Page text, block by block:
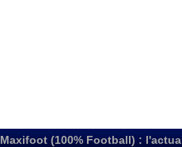
Maxifoot (100% Football) :